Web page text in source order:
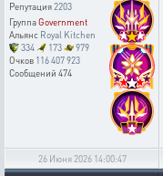
Репутация2203
ГруппаGovernment
Альянс Royal Kitchen
334
173
979
Очков 116 407 923
Сообщений 474
26 Июня 2026 14:00:47